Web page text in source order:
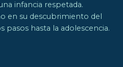
infancia respetada.
en su descubrimiento del
hasta la adolescencia.